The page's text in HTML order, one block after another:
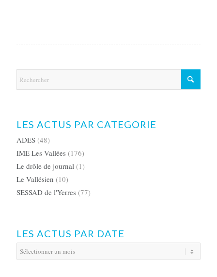
LES ACTUS PAR CATEGORIE
ADES(48)
IME Les Vallées (176)
Le drôle de journal (1)
Le Vallésien (10)
SESSAD de l'Yerres (77)
LES ACTUS PAR DATE